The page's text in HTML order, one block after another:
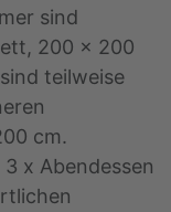
sind
200 x 200
teilweise
cm.
x Abendessen